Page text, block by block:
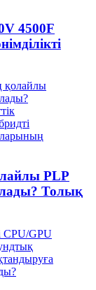
4500F
PLP
Толық